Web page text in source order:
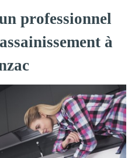
professionnel
à